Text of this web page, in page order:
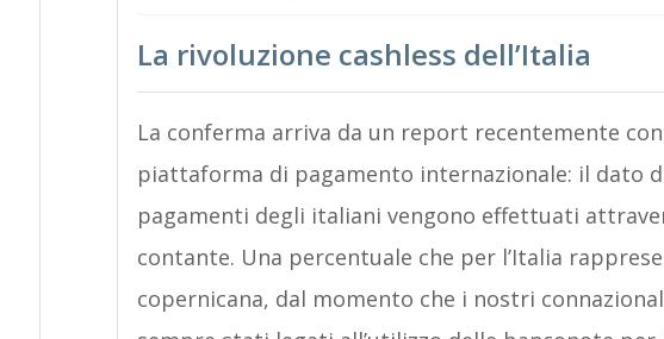
La rivoluzione cashless dell’Italia
La conferma arriva da un report recentemente
piattaforma di pagamento internazionale: il dato
pagamenti degli italiani vengono effettuati
contante. Una percentuale che per l’Italia
copernicana, dal momento che i nostri